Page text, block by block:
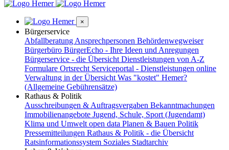
×
Bürgerservice
Abfallberatung Ansprechpersonen Behördenwegweiser
Bürgerbüro BürgerEcho - Ihre Ideen und Anregungen
Bürgerservice - die Übersicht Dienstleistungen von A-Z
Formulare Ortsrecht Serviceportal - Dienstleistungen online
Verwaltung in der Übersicht Was "kostet" Hemer?
(Allgemeine Gebührensätze)
Rathaus & Politik
Ausschreibungen & Auftragsvergaben Bekanntmachungen
Immobilienangebote Jugend, Schule, Sport (Jugendamt)
Klima und Umwelt open data Planen & Bauen Politik
Pressemitteilungen Rathaus & Politik - die Übersicht
Ratsinformationssystem Soziales Stadtarchiv